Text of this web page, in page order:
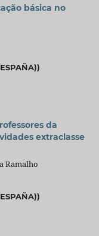
básica no
da
extraclasse
Ramalho